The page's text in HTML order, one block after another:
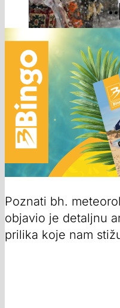
Poznati bh.
objavio je detaljnu
prilika koje nam